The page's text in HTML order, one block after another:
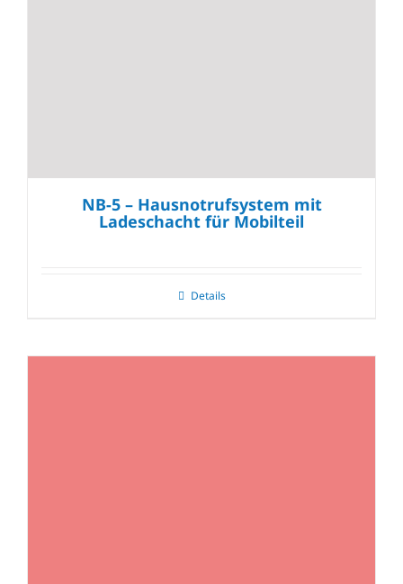
NB-5 – Hausnotrufsystem mit
Ladeschacht für Mobilteil
Details